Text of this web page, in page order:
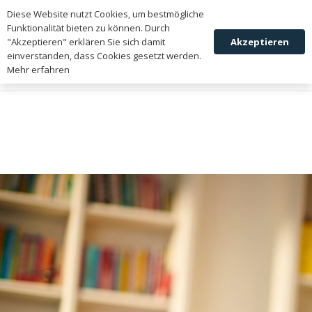
zum Newsletter
anmelden
Diese Website nutzt Cookies, um bestmögliche
Funktionalität bieten zu können. Durch
"Akzeptieren" erklären Sie sich damit
einverstanden, dass Cookies gesetzt werden.
Mehr erfahren
Akzeptieren